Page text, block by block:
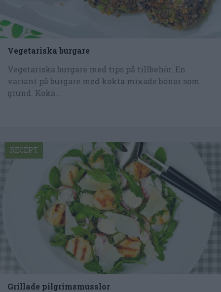
Vegetariska burgare
Vegetariska burgare med tips på tillbehör. En
variant på burgare med kokta mixade bönor som
grund. Koka...
Grillade pilgrimsmusslor
RECEPT